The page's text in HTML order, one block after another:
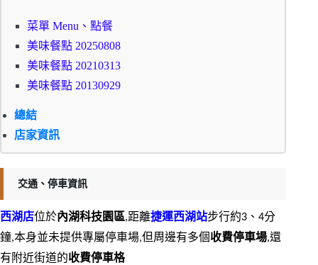
菜單 Menu、點餐
美味餐點 20250808
美味餐點 20210313
美味餐點 20130929
總結
店家資訊
交通、停車資訊
西湖店位於內湖科技園區,距離捷運西湖站步行約3、4分
鐘,本身並未提供專屬停車場,但周邊有多個收費停車場,還
有附近街道的收費停車格